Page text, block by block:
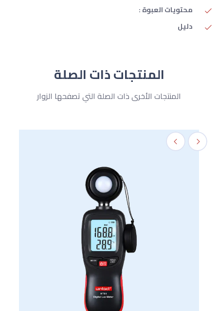
محتويات العبوة :
دليل
المنتجات ذات الصلة
المنتجات الأخرى ذات الصلة التي تصفحها الزوار